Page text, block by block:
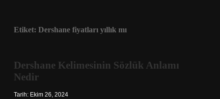
Etiket: Dershane fiyatları yıllık mı
Dershane Kelimesinin Sözlük Anlamı
Nedir
Tarih: Ekim 26, 2024